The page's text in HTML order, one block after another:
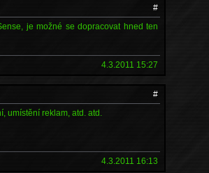
#
je možné se dopracovat hned ten
4.3.2011 15:27
#
umístění reklam, atd. atd.
4.3.2011 16:13